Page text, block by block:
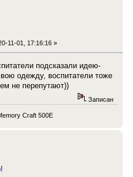
11-01, 17:16:16 »
подсказали идею-
одежду, воспитатели тоже
не перепутают))
Записан
Craft 500E